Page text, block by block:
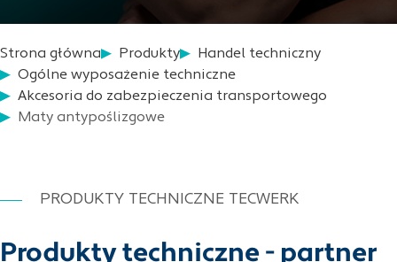
Strona główna Produkty
Handel techniczny
Ogólne wyposażenie techniczne
Akcesoria do zabezpieczenia transportowego
Maty antypoślizgowe
Produkty techniczne - partner
PRODUKTY TECHNICZNE TECWERK